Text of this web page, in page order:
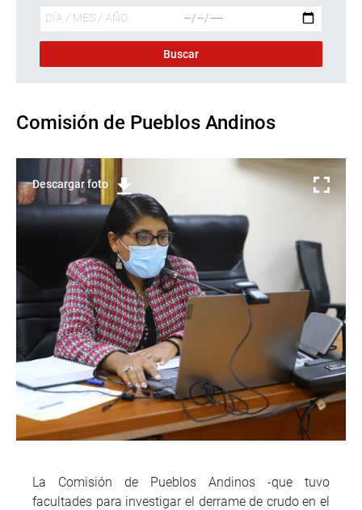
Comisión de Pueblos Andinos
Descargar foto
La Comisión de Pueblos Andinos -que tuvo
facultades para investigar el derrame de crudo en el